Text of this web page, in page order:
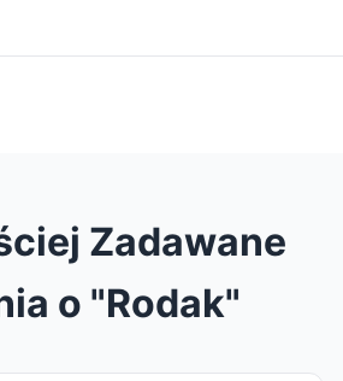
Zadawane
o "Rodak"